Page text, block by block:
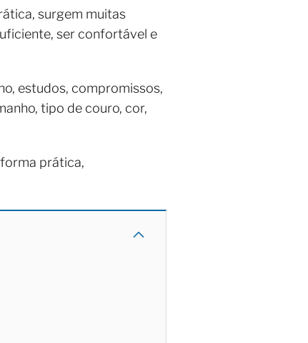
surgem muitas
ser confortável e
estudos, compromissos,
tipo de couro, cor,
prática,